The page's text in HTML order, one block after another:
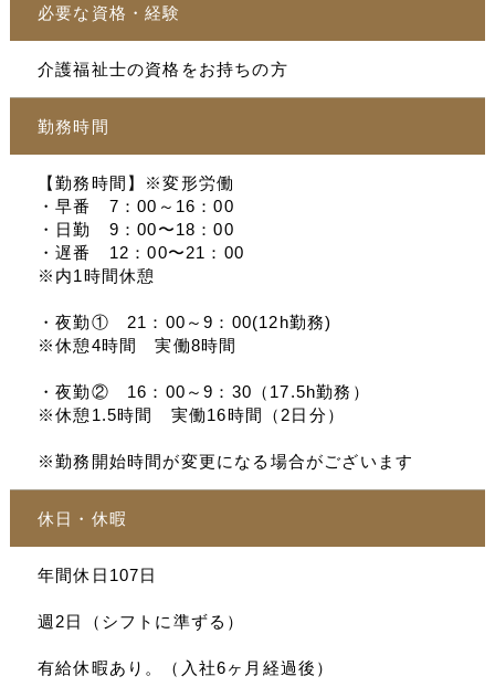
必要な資格・経験
介護福祉士の資格をお持ちの方
勤務時間
【勤務時間】※変形労働
・早番 7：00～16：00
・日勤 9：00〜18：00
・遅番 12：00〜21：00
※内1時間休憩
・夜勤① 21：00～9：00(12h勤務)
※休憩4時間 実働8時間
・夜勤② 16：00～9：30（17.5h勤務）
※休憩1.5時間 実働16時間（2日分）
※勤務開始時間が変更になる場合がございます
休日・休暇
年間休日107日
週2日（シフトに準ずる）
有給休暇あり。（入社6ヶ月経過後）